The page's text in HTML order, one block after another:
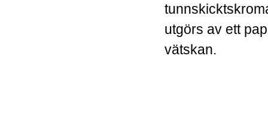
utgörs av ett
vätskan.